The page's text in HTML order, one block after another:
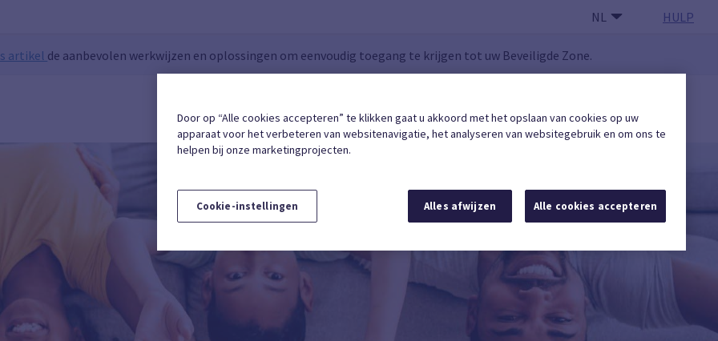
NL HULP
artikel de aanbevolen werkwijzen en oplossingen om eenvoudig toegang te krijgen tot uw Beveiligde Zone.
Een erkende onderneming vinden
Door op “Alle cookies accepteren” te klikken gaat u akkoord met het opslaan van cookies op uw
apparaat voor het verbeteren van websitenavigatie, het analyseren van websitegebruik en om ons te
helpen bij onze marketingprojecten.
Cookie-instellingen Alles afwijzen Alle cookies accepteren